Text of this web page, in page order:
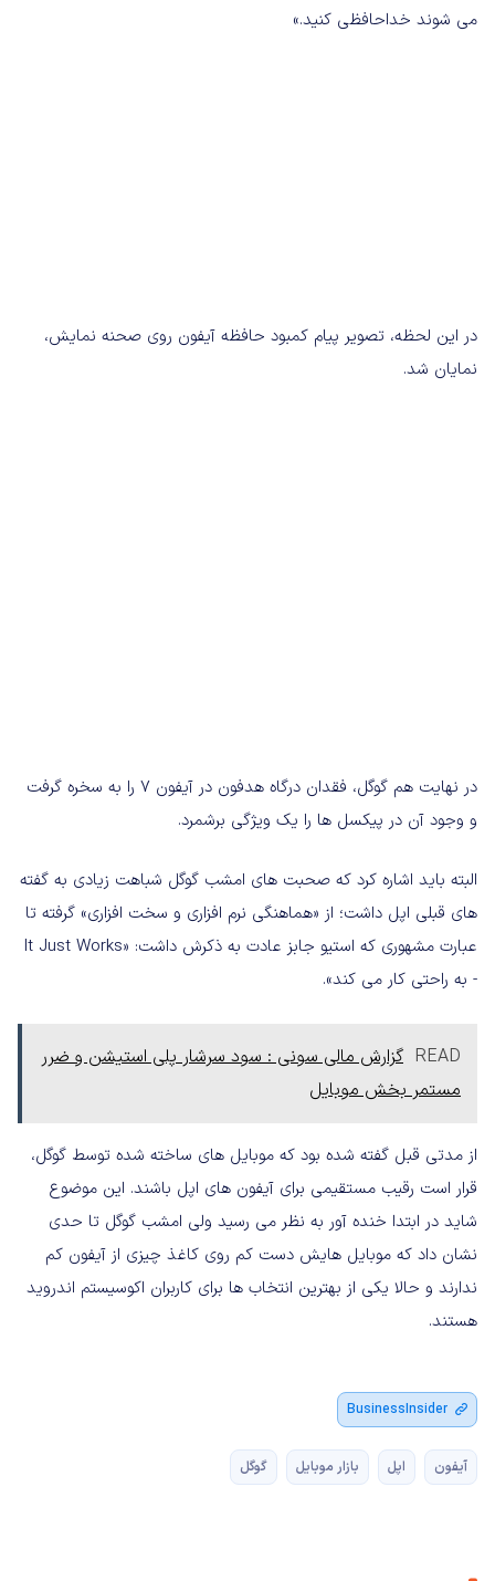
می شوند خداحافظی کنید.»
در این لحظه، تصویر پیام کمبود حافظه آیفون روی صحنه نمایش،
نمایان شد.
در نهایت هم گوگل، فقدان درگاه هدفون در آیفون ۷ را به سخره گرفت
و وجود آن در پیکسل ها را یک ویژگی برشمرد.
البته باید اشاره کرد که صحبت های امشب گوگل شباهت زیادی به گفته
های قبلی اپل داشت؛ از «هماهنگی نرم افزاری و سخت افزاری» گرفته تا
عبارت مشهوری که استیو جابز عادت به ذکرش داشت: «It Just Works
- به راحتی کار می کند».
READ گزارش مالی سونی : سود سرشار پلی استیشن و ضرر
مستمر بخش موبایل
از مدتی قبل گفته شده بود که موبایل های ساخته شده توسط گوگل،
قرار است رقیب مستقیمی برای آیفون های اپل باشند. این موضوع
شاید در ابتدا خنده آور به نظر می رسید ولی امشب گوگل تا حدی
نشان داد که موبایل هایش دست کم روی کاغذ چیزی از آیفون کم
ندارند و حالا یکی از بهترین انتخاب ها برای کاربران اکوسیستم اندروید
هستند.
BusinessInsider
آیفون اپل بازار موبایل گوگل